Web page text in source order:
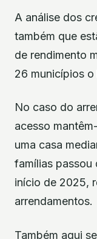
A análise dos
também que
de rendimento
26 municípios
No caso do
acesso
uma casa
famílias passou
início de 2025,
arrendamentos.
Também aqui